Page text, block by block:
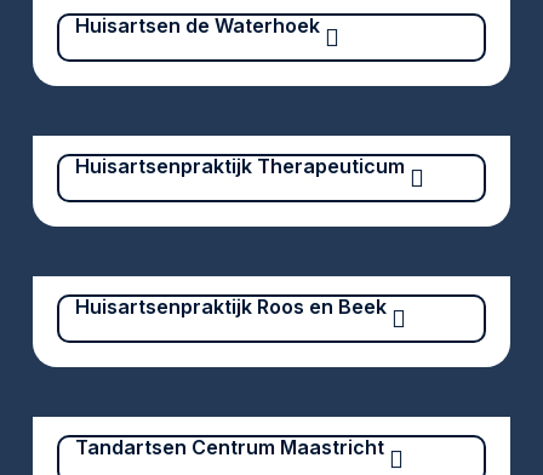
Huisartsen de Waterhoek
Huisartsenpraktijk Therapeuticum
Huisartsenpraktijk Roos en Beek
Tandartsen Centrum Maastricht